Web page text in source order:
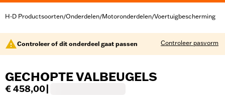
H-D Productsoorten/Onderdelen/Motoronderdelen/Voertuigbescherming
Controleer of dit onderdeel gaat passen Controleer pasvorm
GECHOPTE VALBEUGELS
€ 458,00